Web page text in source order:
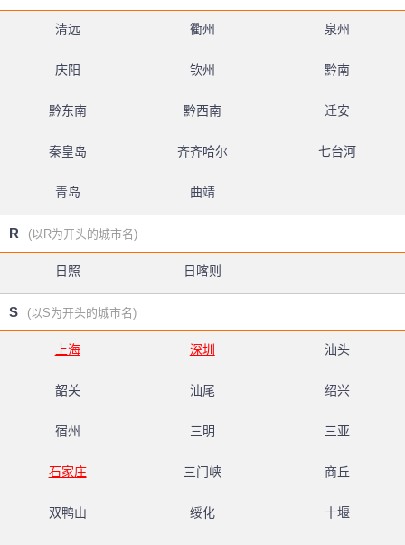
清远 衢州 泉州
庆阳 钦州 黔南
黔东南 黔西南 迁安
秦皇岛 齐齐哈尔 七台河
青岛 曲靖
R (以R为开头的城市名)
日照 日喀则
S (以S为开头的城市名)
上海 深圳 汕头
韶关 汕尾 绍兴
宿州 三明 三亚
石家庄 三门峡 商丘
双鸭山 绥化 十堰